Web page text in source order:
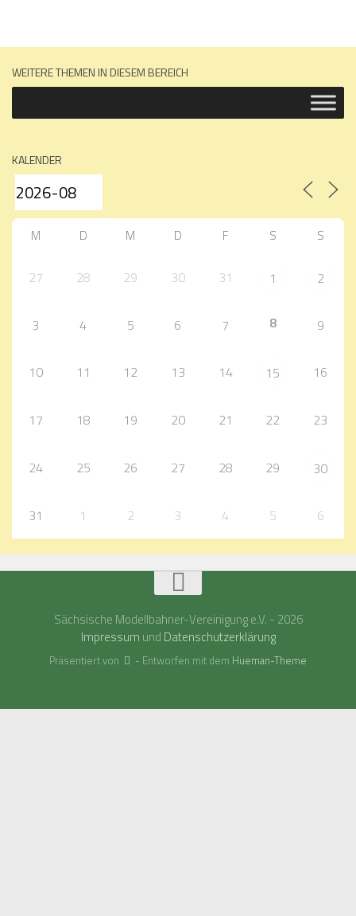
WEITERE THEMEN IN DIESEM BEREICH
KALENDER
M D M D F S S
27 28 29 30 31 1 2
3 4 5 6 7 8 9
10 11 12 13 14 15 16
17 18 19 20 21 22 23
24 25 26 27 28 29 30
31 1 2 3 4 5 6
Sächsische Modellbahner-Vereinigung e.V. - 2026
Impressum und Datenschutzerklärung
Präsentiert von - Entworfen mit dem Hueman-Theme